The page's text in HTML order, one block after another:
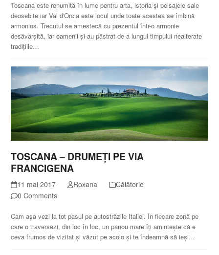
Toscana este renumită în lume pentru arta, istoria și peisajele sale
deosebite iar Val d'Orcia este locul unde toate acestea se îmbină
armonios. Trecutul se amestecă cu prezentul într-o armonie
desăvârșită, iar oamenii și-au păstrat de-a lungul timpului nealterate
tradițiile…
TOSCANA – DRUMEȚI PE VIA
FRANCIGENA
11 mai 2017 Roxana
Călătorie
0 Comments
Cam aşa vezi la tot pasul pe autostrăzile Italiei. În fiecare zonă pe
care o traversezi, din loc în loc, un panou mare îţi aminteşte că e
ceva frumos de vizitat şi văzut pe acolo şi te îndeamnă să ieşi…